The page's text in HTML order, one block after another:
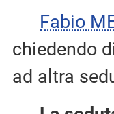
Fabio
chiedendo
ad altra